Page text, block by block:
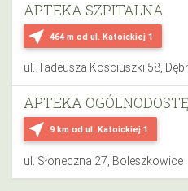
near_me 464 m od ul. Katoickiej 1
APTEKA SZPITALNA
ul. Tadeusza Kościuszki 58,
near_me 9 km od ul. Katoickiej 1
APTEKA
ul. Słoneczna 27, Boleszkowice